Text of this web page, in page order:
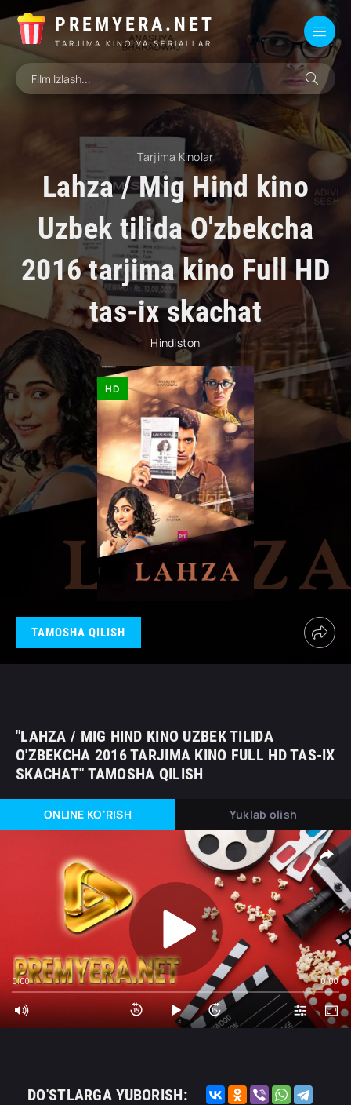
PREMYERA.NET
TARJIMA KINO VA SERIALLAR
Tarjima Kinolar
Lahza / Mig Hind kino
Uzbek tilida O'zbekcha
2016 tarjima kino Full HD
tas-ix skachat
Hindiston
HD
TAMOSHA QILISH
"LAHZA / MIG HIND KINO UZBEK TILIDA
O'ZBEKCHA 2016 TARJIMA KINO FULL HD TAS-IX
SKACHAT" TAMOSHA QILISH
ONLINE KO'RISH Yuklab olish
0:00 0:00
DO'STLARGA YUBORISH: